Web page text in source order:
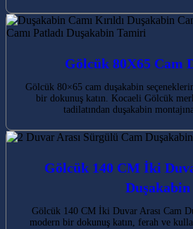
Gölcük 80X65 Cam
Gölcük 80×65 cam duşakabin
bir dokunuş katın. Kocaeli Gölcük
tadilatından duşakabin
Gölcük 140 CM İki
Duşakabin
Gölcük 140 CM İki Duvar Arası Cam
modern bir dokunuş katın, ferah ve